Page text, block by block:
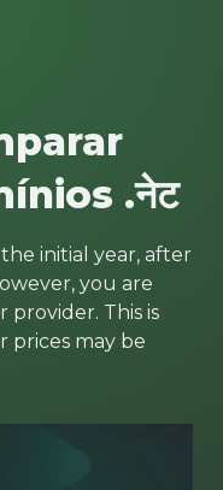
.नेट
initial year, after
you are
provider. This is
prices may be